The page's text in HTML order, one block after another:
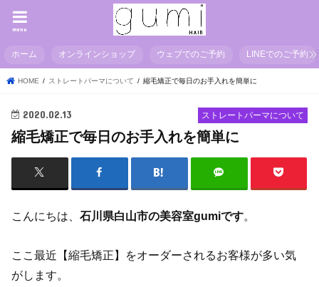
menu
ホーム オンラインショップ ウェブでのご予約 LINEでのご予約
HOME ストレートパーマについて 縮毛矯正で毎日のお手入れを簡単に
ストレートパーマについて
2020.02.13
縮毛矯正で毎日のお手入れを簡単に
こんにちは、石川県白山市の美容室gumiです。
ここ最近【縮毛矯正】をオーダーされるお客様が多い気
がします。